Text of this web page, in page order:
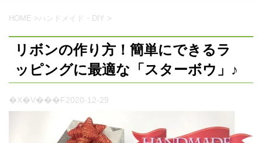
HOME >ハンドメイド・DIY >
リボンの作り方！簡単にできるラ
ッピングに最適な「スターボウ」♪
�X�V���F2020-12-29